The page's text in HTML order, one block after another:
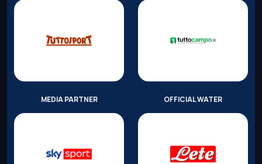
MEDIA PARTNER OFFICIAL WATER